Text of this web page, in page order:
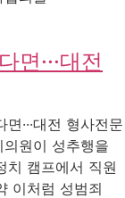
···대전
···대전 형사전문
원이 성추행을
치 캠프에서 직원
이처럼 성범죄